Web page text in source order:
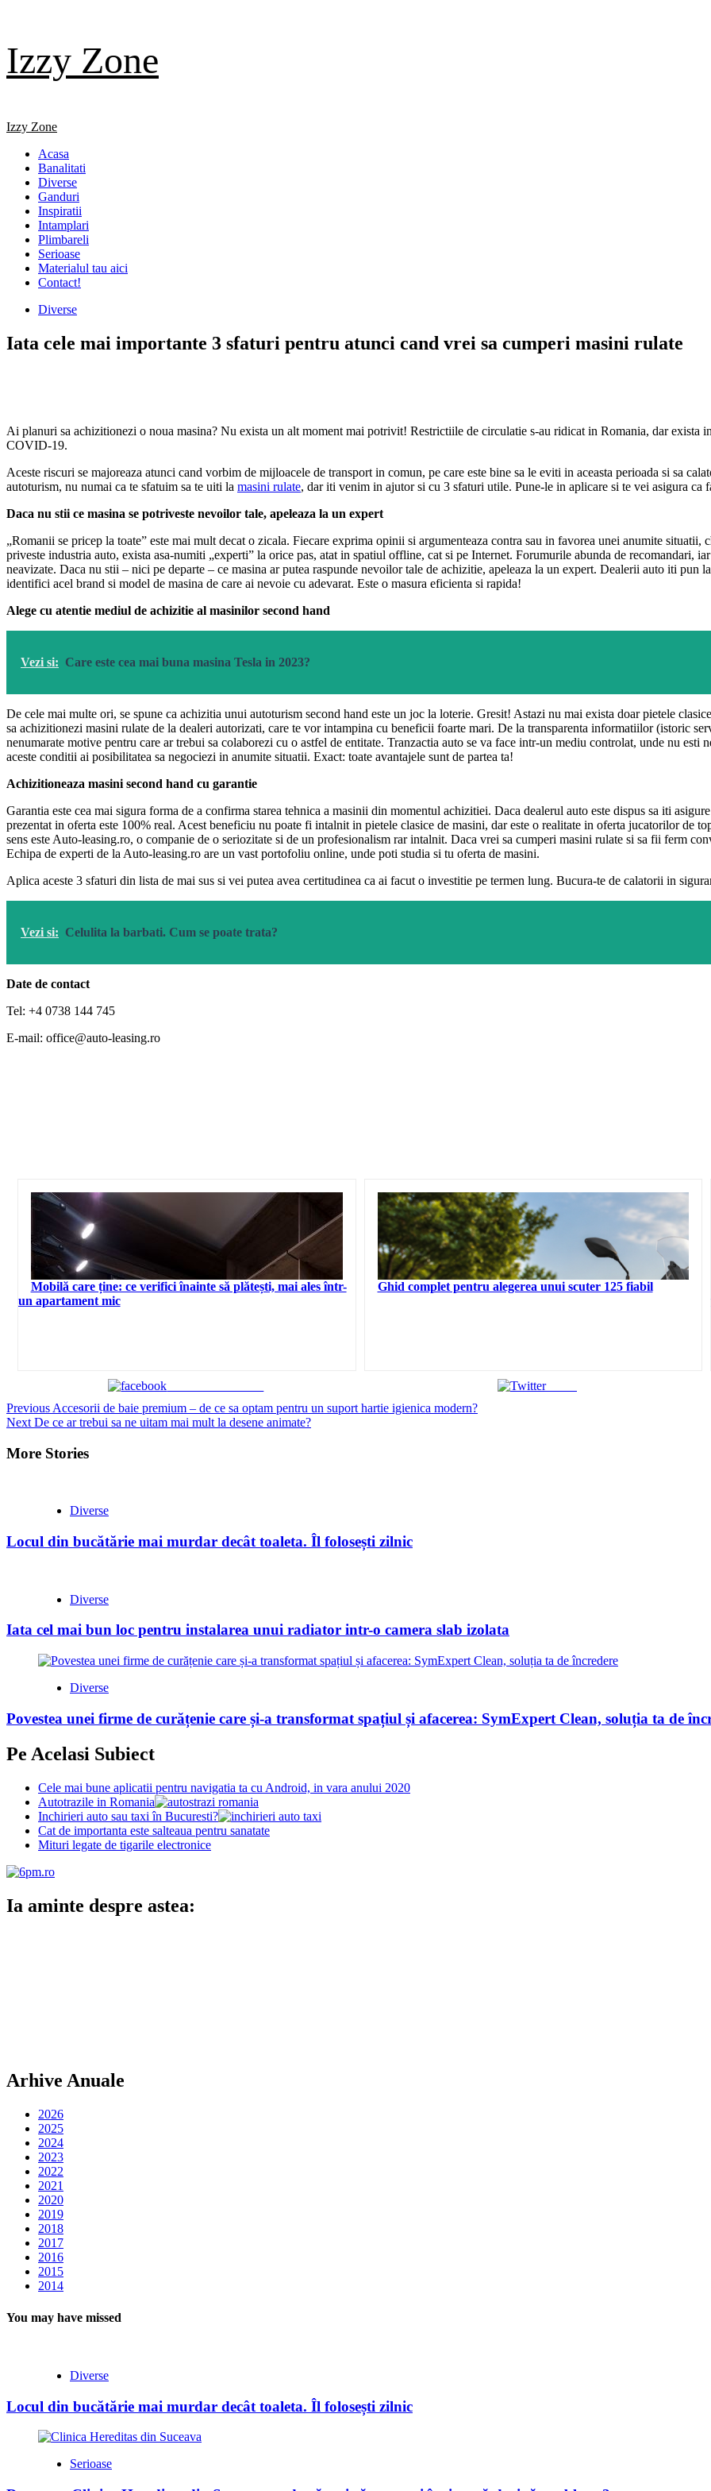
content
Izzy Zone
Primary
Izzy Zone
Acasa
Banalitati
Diverse
Ganduri
Inspiratii
Intamplari
Plimbareli
Serioase
Materialul tau aici
Contact!
Diverse
Iata cele mai importante 3 sfaturi pentru atunci cand vrei sa cumperi masini rulate
Ai planuri sa achizitionezi o noua masina? Nu exista un alt moment mai potrivit! Restrictiile de circulatie s-au ridicat in Romania, dar exista
COVID-19.
Aceste riscuri se majoreaza atunci cand vorbim de mijloacele de transport in comun, pe care este bine sa le eviti in aceasta perioada si sa
autoturism, nu numai ca te sfatuim sa te uiti la masini rulate, dar iti venim in ajutor si cu 3 sfaturi utile. Pune-le in aplicare si te vei asigura ca
Daca nu stii ce masina se potriveste nevoilor tale, apeleaza la un expert
„Romanii se pricep la toate” este mai mult decat o zicala. Fiecare exprima opinii si argumenteaza contra sau in favorea unei anumite
priveste industria auto, exista asa-numiti „experti” la orice pas, atat in spatiul offline, cat si pe Internet. Forumurile abunda de recomandari,
neavizate. Daca nu stii – nici pe departe – ce masina ar putea raspunde nevoilor tale de achizitie, apeleaza la un expert. Dealerii auto iti pun
identifici acel brand si model de masina de care ai nevoie cu adevarat. Este o masura eficienta si rapida!
Alege cu atentie mediul de achizitie al masinilor second hand
Vezi si: Care este cea mai buna masina Tesla in 2023?
De cele mai multe ori, se spune ca achizitia unui autoturism second hand este un joc la loterie. Gresit! Astazi nu mai exista doar pietele
sa achizitionezi masini rulate de la dealeri autorizati, care te vor intampina cu beneficii foarte mari. De la transparenta informatiilor (istoric
nenumarate motive pentru care ar trebui sa colaborezi cu o astfel de entitate. Tranzactia auto se va face intr-un mediu controlat, unde nu
aceste conditii ai posibilitatea sa negociezi in anumite situatii. Exact: toate avantajele sunt de partea ta!
Achizitioneaza masini second hand cu garantie
Garantia este cea mai sigura forma de a confirma starea tehnica a masinii din momentul achizitiei. Daca dealerul auto este dispus sa iti
prezentat in oferta este 100% real. Acest beneficiu nu poate fi intalnit in pietele clasice de masini, dar este o realitate in oferta jucatorilor de
sens este Auto-leasing.ro, o companie de o seriozitate si de un profesionalism rar intalnit. Daca vrei sa cumperi masini rulate si sa fii ferm
Echipa de experti de la Auto-leasing.ro are un vast portofoliu online, unde poti studia si tu oferta de masini.
Aplica aceste 3 sfaturi din lista de mai sus si vei putea avea certitudinea ca ai facut o investitie pe termen lung. Bucura-te de calatorii in
Vezi si: Celulita la barbati. Cum se poate trata?
Date de contact
Tel: +4 0738 144 745
E-mail: office@auto-leasing.ro
Mobilă care ține: ce verifici înainte să plătești, mai ales într-
un apartament mic
Ghid complet pentru alegerea unui scuter 125 fiabil
Tweet
Continue
Reading
Previous Accesorii de baie premium – de ce sa optam pentru un suport hartie igienica modern?
Next De ce ar trebui sa ne uitam mai mult la desene animate?
More Stories
Diverse
Locul din bucătărie mai murdar decât toaleta. Îl folosești zilnic
Diverse
Iata cel mai bun loc pentru instalarea unui radiator intr-o camera slab izolata
Diverse
Povestea unei firme de curățenie care și-a transformat spațiul și afacerea: SymExpert Clean, soluția ta de
Pe Acelasi Subiect
Cele mai bune aplicatii pentru navigatia ta cu Android, in vara anului 2020
Autotrazile in Romania
Inchirieri auto sau taxi în Bucuresti?
Cat de importanta este salteaua pentru sanatate
Mituri legate de tigarile electronice
Ia aminte despre astea:
Arhive Anuale
2026
2025
2024
2023
2022
2021
2020
2019
2018
2017
2016
2015
2014
You may have missed
Diverse
Locul din bucătărie mai murdar decât toaleta. Îl folosești zilnic
Serioase